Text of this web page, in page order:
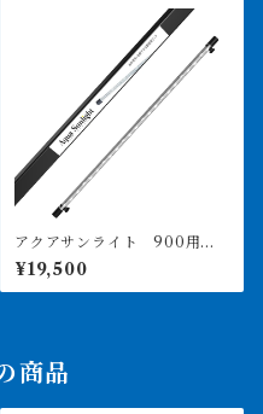
アクアサンライト 900用
価格は送料込み PSE取得済
¥19,500
商品